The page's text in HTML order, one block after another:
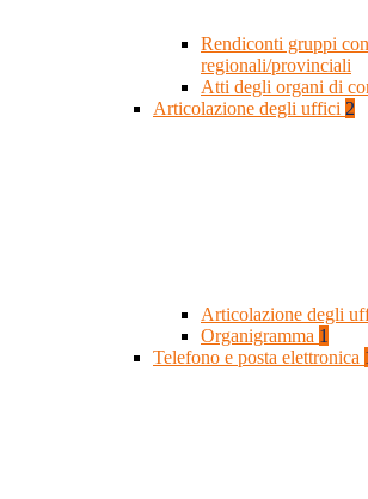
Rendiconti gruppi
regionali/provinciali
Atti degli organi di
Articolazione degli uffici 2
Articolazione degli
Organigramma 1
Telefono e posta elettronica